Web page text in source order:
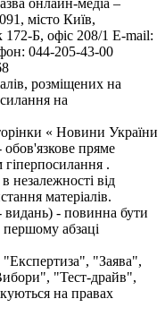
місто Київ,
Б, офіс 208/1 E-mail:
044-205-43-00
розміщених на
на
« Новини України
обов'язкове пряме
.
незалежності від
матеріалів.
видань) - повинна бути
першому абзаці
"Заява",
"Тест-драйв",
на правах